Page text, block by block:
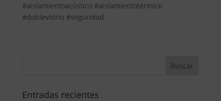
#aislamientoacústico #aislamientotérmico
#doblevidrio #seguridad
Entradas recientes